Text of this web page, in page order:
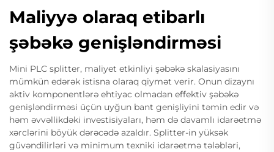
Maliyyə olaraq etibarlı
şəbəkə genişləndirməsi
Mini PLC splitter, maliyet etkinliyi şəbəkə skalasiyasını
mümkün edərək istisna olaraq qiymət verir. Onun dizaynı
aktiv komponentlərə ehtiyac olmadan effektiv şəbəkə
genişləndirməsi üçün uyğun bant genişliyini təmin edir və
həm əvvəllikdəki investisiyaları, həm də davamlı idarəetmə
xərclərini böyük dərəcədə azaldır. Splitter-in yüksək
güvəndilirləri və minimum texniki idarəetmə tələbləri,